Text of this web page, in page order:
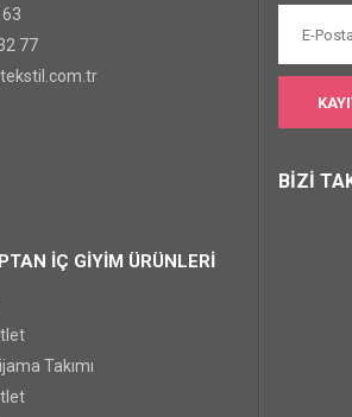
77
İÇ GİYİM ÜRÜNLERİ
Takımı
BİZİ